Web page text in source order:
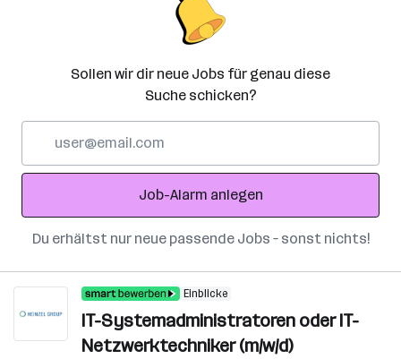
Sollen wir dir neue Jobs für genau diese
Suche schicken?
Adresse
Job-Alarm anlegen
Du erhältst nur neue passende Jobs – sonst nichts!
Einblicke
IT-Systemadministratoren oder IT-
Netzwerktechniker (m/w/d)